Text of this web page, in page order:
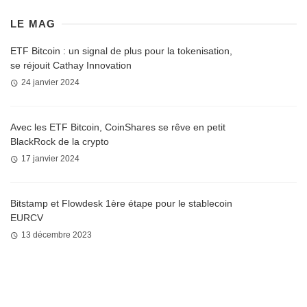
LE MAG
ETF Bitcoin : un signal de plus pour la tokenisation,
se réjouit Cathay Innovation
24 janvier 2024
Avec les ETF Bitcoin, CoinShares se rêve en petit
BlackRock de la crypto
17 janvier 2024
Bitstamp et Flowdesk 1ère étape pour le stablecoin
EURCV
13 décembre 2023